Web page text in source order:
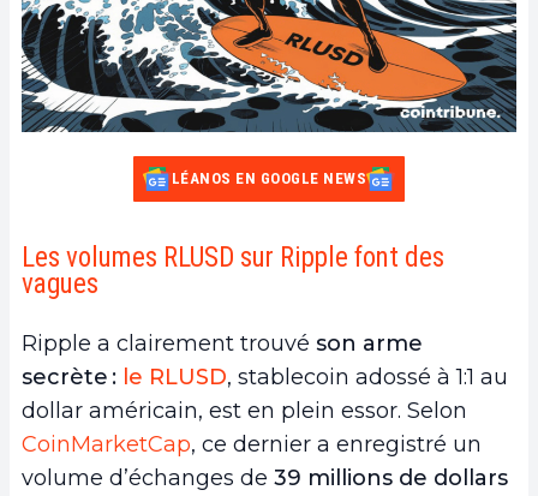
LÉANOS EN GOOGLE NEWS
Les volumes RLUSD sur Ripple font des
vagues
Ripple a clairement trouvé son arme
secrète : le RLUSD, stablecoin adossé à 1:1 au
dollar américain, est en plein essor. Selon
CoinMarketCap, ce dernier a enregistré un
volume d’échanges de 39 millions de dollars